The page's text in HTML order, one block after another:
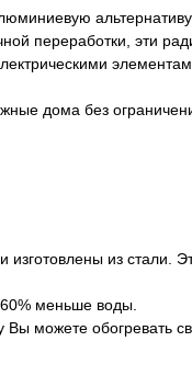
переработки, эти
дома без
из
меньше воды.
можете обогревать